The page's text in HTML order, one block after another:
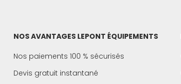
NOS AVANTAGES LEPONT ÉQUIPEMENTS
Nos paiements 100 % sécurisés
Devis gratuit instantané